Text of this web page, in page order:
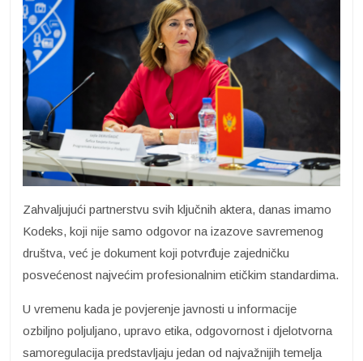
Zahvaljujući partnerstvu svih ključnih aktera, danas imamo
Kodeks, koji nije samo odgovor na izazove savremenog
društva, već je dokument koji potvrđuje zajedničku
posvećenost najvećim profesionalnim etičkim standardima.
U vremenu kada je povjerenje javnosti u informacije
ozbiljno poljuljano, upravo etika, odgovornost i djelotvorna
samoregulacija predstavljaju jedan od najvažnijih temelja